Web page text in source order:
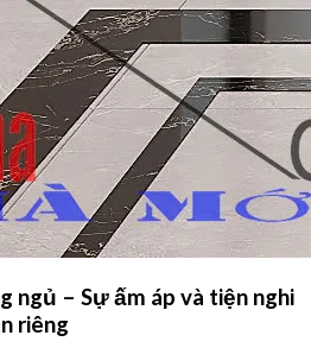
ngủ – Sự ấm áp và tiện nghi
riêng